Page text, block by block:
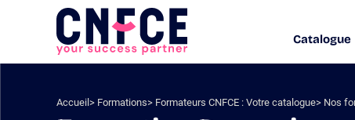
Aller
Logo
site
Catalogue
Accueil Formations Formateurs CNFCE : Votre catalogue Nos